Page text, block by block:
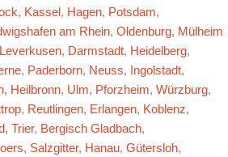
, Kassel , Hagen, Potsdam,
am Rhein, Oldenburg, Mülheim
Leverkusen, Darmstadt, Heidelberg,
, Paderborn, Neuss, Ingolstadt,
, Heilbronn, Ulm, Pforzheim, Würzburg,
, Reutlingen, Erlangen, Koblenz,
, Trier, Bergisch Gladbach,
, Salzgitter, Hanau, Gütersloh,